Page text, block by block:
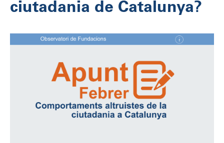
ciutadania de Catalunya?